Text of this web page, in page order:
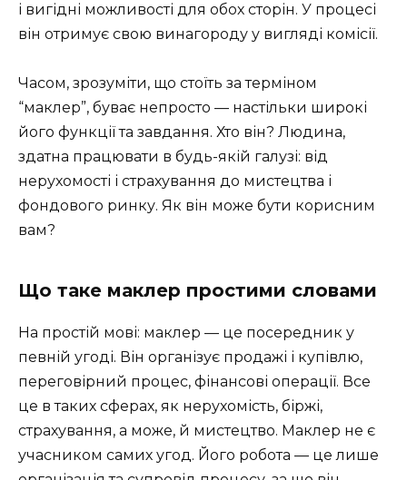
і вигідні можливості для обох сторін. У процесі
він отримує свою винагороду у вигляді комісії.
Часом, зрозуміти, що стоїть за терміном
“маклер”, буває непросто — настільки широкі
його функції та завдання. Хто він? Людина,
здатна працювати в будь-якій галузі: від
нерухомості і страхування до мистецтва і
фондового ринку. Як він може бути корисним
вам?
Що таке маклер простими словами
На простій мові: маклер — це посередник у
певній угоді. Він організує продажі і купівлю,
переговірний процес, фінансові операції. Все
це в таких сферах, як нерухомість, біржі,
страхування, а може, й мистецтво. Маклер не є
учасником самих угод. Його робота — це лише